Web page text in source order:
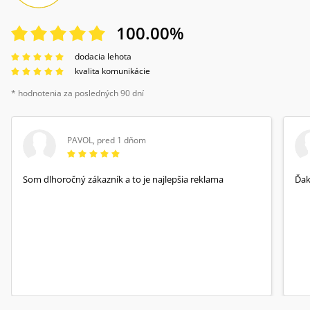
100.00%
dodacia lehota
kvalita komunikácie
* hodnotenia za posledných 90 dní
PAVOL, pred 1 dňom
Som dlhoročný zákazník a to je najlepšia reklama